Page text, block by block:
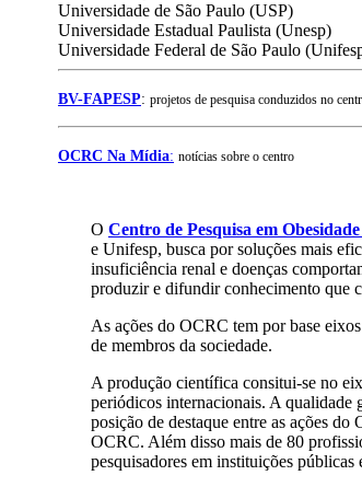
Universidade de São Paulo (USP)
Universidade Estadual Paulista (Unesp)
Universidade Federal de São Paulo
BV-FAPESP: projetos de pesquisa conduzidos no
OCRC Na Mídia: notícias sobre o centro
O Centro de Pesquisa em
e Unifesp, busca por soluções mais
insuficiência renal e doenças
produzir e difundir conhecimento que
As ações do OCRC tem por base
de membros da sociedade.
A produção científica consitui-se no
periódicos internacionais. A qualidade
posição de destaque entre as ações
OCRC. Além disso mais de 80
pesquisadores em instituições